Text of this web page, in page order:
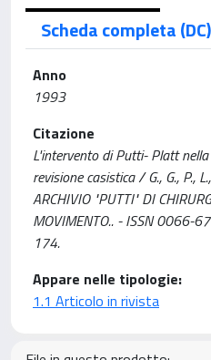
Scheda completa (DC)
Anno
1993
Citazione
L'intervento di Putti- Platt
revisione casistica / G., G., P.,
ARCHIVIO "PUTTI" DI
MOVIMENTO.. - ISSN 0066-
174.
Appare nelle tipologie:
1.1 Articolo in rivista